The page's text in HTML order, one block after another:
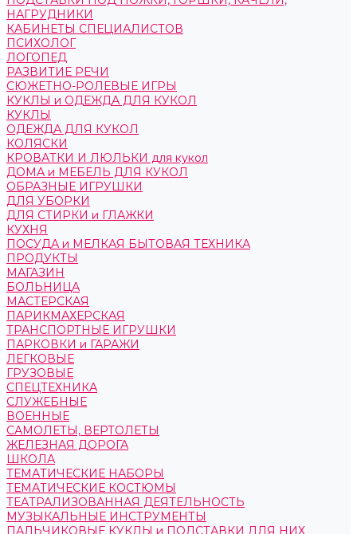
НАГРУДНИКИ
КАБИНЕТЫ СПЕЦИАЛИСТОВ
ПСИХОЛОГ
ЛОГОПЕД
РАЗВИТИЕ РЕЧИ
СЮЖЕТНО-РОЛЕВЫЕ ИГРЫ
КУКЛЫ и ОДЕЖДА ДЛЯ КУКОЛ
КУКЛЫ
ОДЕЖДА ДЛЯ КУКОЛ
КОЛЯСКИ
КРОВАТКИ И ЛЮЛЬКИ для кукол
ДОМА и МЕБЕЛЬ ДЛЯ КУКОЛ
ОБРАЗНЫЕ ИГРУШКИ
ДЛЯ УБОРКИ
ДЛЯ СТИРКИ и ГЛАЖКИ
КУХНЯ
ПОСУДА и МЕЛКАЯ БЫТОВАЯ ТЕХНИКА
ПРОДУКТЫ
МАГАЗИН
БОЛЬНИЦА
МАСТЕРСКАЯ
ПАРИКМАХЕРСКАЯ
ТРАНСПОРТНЫЕ ИГРУШКИ
ПАРКОВКИ и ГАРАЖИ
ЛЕГКОВЫЕ
ГРУЗОВЫЕ
СПЕЦТЕХНИКА
СЛУЖЕБНЫЕ
ВОЕННЫЕ
САМОЛЕТЫ, ВЕРТОЛЕТЫ
ЖЕЛЕЗНАЯ ДОРОГА
ШКОЛА
ТЕМАТИЧЕСКИЕ НАБОРЫ
ТЕМАТИЧЕСКИЕ КОСТЮМЫ
ТЕАТРАЛИЗОВАННАЯ ДЕЯТЕЛЬНОСТЬ
МУЗЫКАЛЬНЫЕ ИНСТРУМЕНТЫ
ПАЛЬЧИКОВЫЕ КУКЛЫ и ПОДСТАВКИ ДЛЯ НИХ